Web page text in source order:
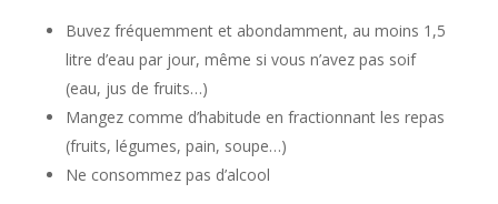
Buvez fréquemment et abondamment, au moins 1,5
litre d’eau par jour, même si vous n’avez pas soif
(eau, jus de fruits…)
Mangez comme d’habitude en fractionnant les repas
(fruits, légumes, pain, soupe…)
Ne consommez pas d’alcool